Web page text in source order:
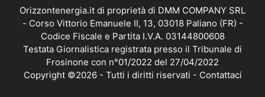
Orizzontenergia.it di proprietà di DMM COMPANY SRL
- Corso Vittorio Emanuele II, 13, 03018 Paliano (FR) -
Codice Fiscale e Partita I.V.A. 03144800608
Testata Giornalistica registrata presso il Tribunale di
Frosinone con n°01/2022 del 27/04/2022
Copyright ©2026 - Tutti i diritti riservati - Contattaci